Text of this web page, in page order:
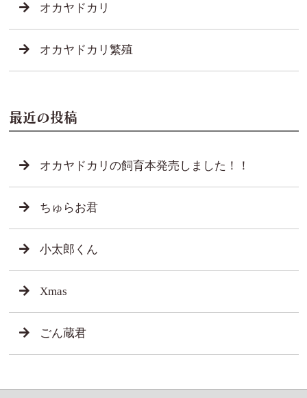
オカヤドカリ
オカヤドカリ繁殖
最近の投稿
オカヤドカリの飼育本発売しました！！
ちゅらお君
小太郎くん
Xmas
ごん蔵君